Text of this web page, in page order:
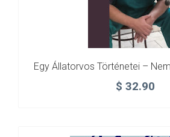
Egy Állatorvos Történetei –
$ 32.90